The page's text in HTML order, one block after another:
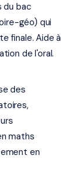
du bac
géo) qui
finale. Aide à
de l'oral.
des
maths
en